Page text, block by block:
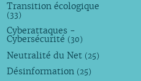
Transition écologique
(33)
Cyberattaques -
Cybersécurité (30)
Neutralité du Net (25)
Désinformation (25)